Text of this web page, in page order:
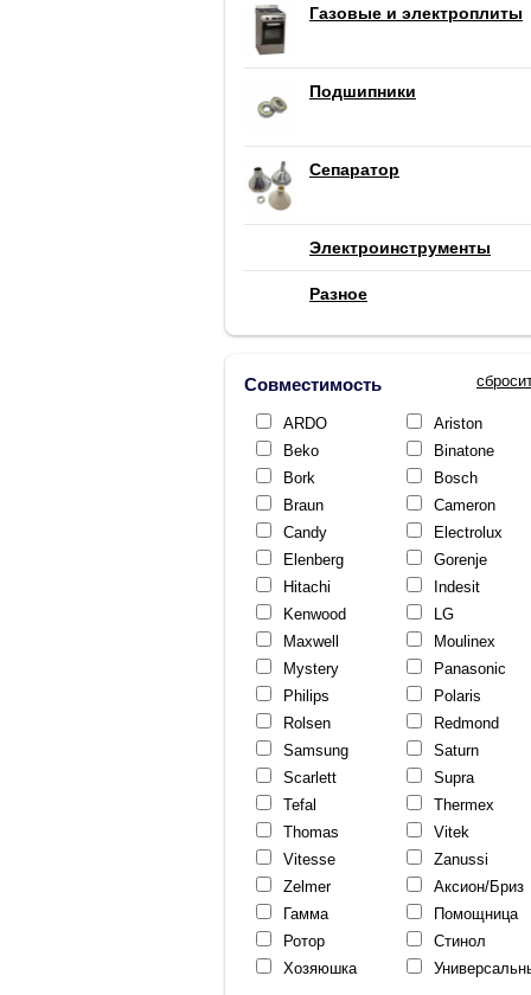
Газовые и электроплиты
Подшипники
Сепаратор
Электроинструменты
Разное
Совместимость
ARDO
Ariston
Beko
Binatone
Bork
Bosch
Braun
Cameron
Candy
Electrolux
Elenberg
Gorenje
Hitachi
Indesit
Kenwood
LG
Maxwell
Moulinex
Mystery
Panasonic
Philips
Polaris
Rolsen
Redmond
Samsung
Saturn
Scarlett
Supra
Tefal
Thermex
Thomas
Vitek
Vitesse
Zanussi
Zelmer
Аксион/Бриз
Гамма
Помощница
Ротор
Стинол
Хозяюшка